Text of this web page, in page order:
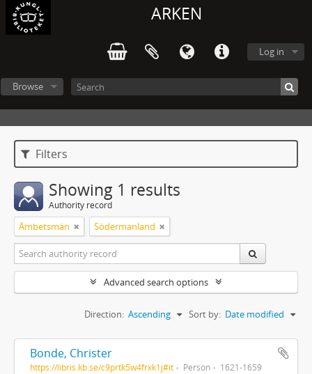
ARKEN
Log in
Browse
Filters
Showing 1 results
Authority record
Ämbetsmän Södermanland
Advanced search options
Sort by: Date modified
Direction: Ascending
Bonde, Christer
https://libris.kb.se/c9prtk5w4frxk1j#it Person 1621-1659